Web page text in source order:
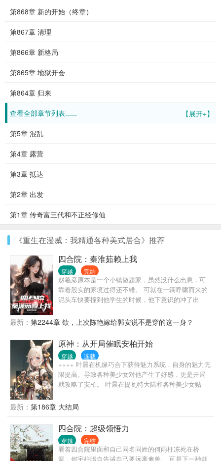
第868章 新的开始（终章）
第867章 清理
第866章 新格局
第865章 地狱开会
第864章 归来
【展开+】
查看全部章节列表......
第5章 混乱
第4章 露营
第3章 抵达
第2章 出发
第1章 传奇富三代和不正经修仙
《重生在漫威：我精通各种美式居合》推荐
四合院：秦淮茹赖上我
穿越 完结
赵羲彦原本是一个小镇做题家，虽然没什么出息，可
靠着殷实的家境过得还不错。 可就在一辆呼啸而来的
泥头车快要撞到他学生的时候，他下意识的冲了出
不太友好的接触。 等他再次醒来，已经在一辆驴车
上。 而对面，一个明眸皓齿，扎着两个大辫子的姑娘
正好奇的看着他。 “你好，我叫秦淮茹……” “我叫赵羲
彦……唔，等等，你说你叫什么？” ……
最新： 第2244章 欸，上次陈艳嫁给郭安说不是穿的这一身？
原神：从开局催眠安柏开始
穿越 连载
++++ 叶晨在机缘巧合下获得魅力系统，自身的魅力无
限提高。导致各种美少女对他产生了好感，更是开局
就攻略了安柏。 叶晨在提瓦特大陆和各种美少女贴
的话我都不知道该怎么办了。 丽莎：小可爱，不要到
处乱跑哦。不然姐姐就把你给关在地下室了。 安柏：
这就是爷爷说的以后我能托付终身之人吗？ 雷神：原
来你和我在一起，才是永恒。 草神：叶晨哥哥，我们
永远在一起好不好。 叶晨看着身后的众女，脸上流下
了一滴冷汗，这就是我的责任啊。 总之，这是一个轻
最新： 第186章 大结局
四合院：超级领悟力
穿越 完结
看着四合院里面和自己同名同姓的何雨柱冻死在桥
洞，何宇柱暗自告诫自己要远离禽兽。 可是下一秒却